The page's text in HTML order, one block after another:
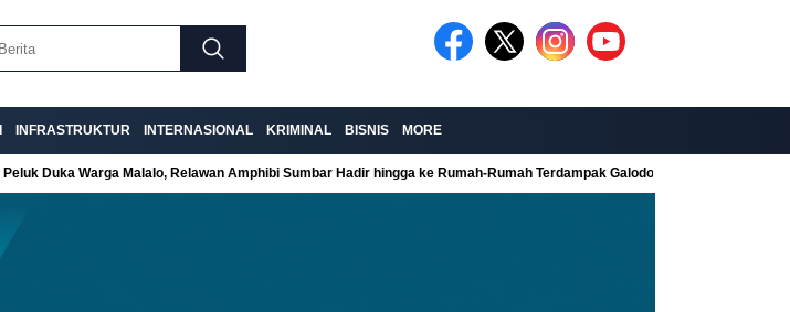
INFRASTRUKTUR INTERNASIONAL KRIMINAL BISNIS MORE
Peluk Duka Warga Malalo, Relawan Amphibi Sumbar Hadir hingga ke Rumah-Rumah Terdampak Galodo